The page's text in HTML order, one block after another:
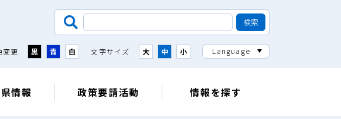
変更 黒 青 白 文字サイズ 大 中 小 Language
情報 政策要請活動 情報を探す